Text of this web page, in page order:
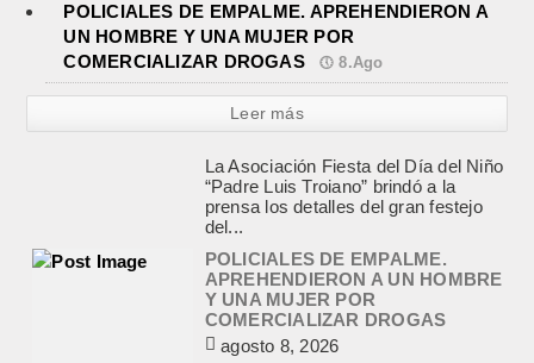
POLICIALES DE EMPALME. APREHENDIERON A
UN HOMBRE Y UNA MUJER POR
COMERCIALIZAR DROGAS
8.Ago
Leer más
POLICIALES DE EMPALME.
APREHENDIERON A UN HOMBRE
Y UNA MUJER POR
COMERCIALIZAR DROGAS
agosto 8, 2026
En la noche del viernes, en calle
Independencia entre San Patricio y
Rivadavia de Empalme, personal de
la Comisaría Segunda...